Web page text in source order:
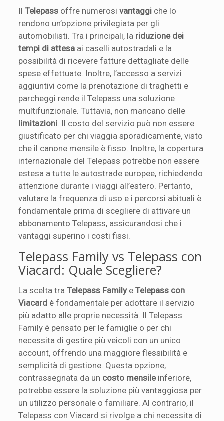
IlTelepass offre numerosivantaggi che lo
rendono un’opzione privilegiata per gli
automobilisti. Tra i principali, la riduzione dei
tempi di attesa ai caselli autostradali e la
possibilità di ricevere fatture dettagliate delle
spese effettuate. Inoltre, l’accesso a servizi
aggiuntivi come la prenotazione di traghetti e
parcheggi rende il Telepass una soluzione
multifunzionale. Tuttavia, non mancano delle
limitazioni . Il costo del servizio può non essere
giustificato per chi viaggia sporadicamente, visto
che il canone mensile è fisso. Inoltre, la copertura
internazionale del Telepass potrebbe non essere
estesa a tutte le autostrade europee, richiedendo
attenzione durante i viaggi all’estero. Pertanto,
valutare la frequenza di uso e i percorsi abituali è
fondamentale prima di scegliere di attivare un
abbonamento Telepass, assicurandosi che i
vantaggi superino i costi fissi.
Telepass Family vs Telepass con
Viacard: Quale Scegliere?
La scelta traTelepass FamilyeTelepass con
Viacard è fondamentale per adottare il servizio
più adatto alle proprie necessità. Il Telepass
Family è pensato per le famiglie o per chi
necessita di gestire più veicoli con un unico
account, offrendo una maggiore flessibilità e
semplicità di gestione. Questa opzione,
contrassegnata da un costo mensileinferiore,
potrebbe essere la soluzione più vantaggiosa per
un utilizzo personale o familiare. Al contrario, il
Telepass con Viacard si rivolge a chi necessita di